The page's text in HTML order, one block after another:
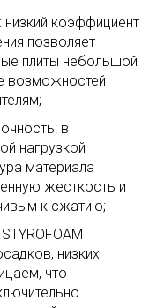
низкий коэффициент
позволяет
плиты небольшой
возможностей
в
нагрузкой
материала
жесткость и
к сжатию;
низких
что